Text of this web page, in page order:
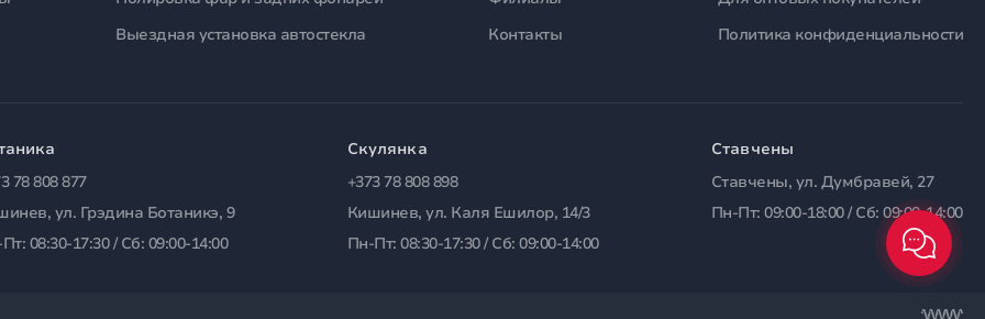
Выездная установка автостекла
Контакты
Политика конфиденциальности
78 808 877
ул. Грэдина Ботаникэ, 9
08:30-17:30 / Сб: 09:00-14:00
Скулянка
+373 78 808 898
Кишинев, ул. Каля Ешилор, 14/3
Пн-Пт: 08:30-17:30 / Сб: 09:00-14:00
Ставчены
Ставчены, ул. Думбравей, 27
Пн-Пт: 09:00-18:00 / Сб: 09:00-14:00